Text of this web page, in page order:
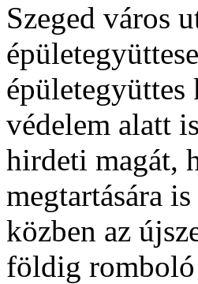
Szeged város
védelem alatt
hirdeti magát,
megtartására
közben az
földig romboló